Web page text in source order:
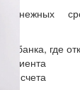
денежных
банка, где
Клиента
счета